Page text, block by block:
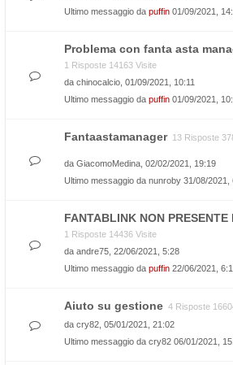
Ultimo messaggio da puffin 01/09/2021,
Problema con fanta asta
1 Risposte 14163 Visite
da chinocalcio , 01/09/2021, 10:11
Ultimo messaggio da puffin 01/09/2021,
Fantaastamanager 13 Risposte
da GiacomoMedina , 02/02/2021, 19:19
Ultimo messaggio da nunroby 31/08/2021,
FANTABLINK NON PRESENTE
1 Risposte 14436 Visite
da andre75 , 22/06/2021, 5:28
Ultimo messaggio da puffin 22/06/2021,
Aiuto su gestione 4 Risposte
da cry82 , 05/01/2021, 21:02
Ultimo messaggio da cry82 06/01/2021,